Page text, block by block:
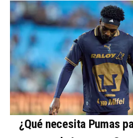
¿Qué necesita Pumas